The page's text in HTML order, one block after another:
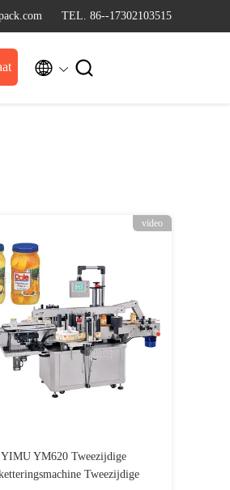
TEL. 86--17302103515
 
video
YIMU YM620 Tweezijdige
Tweezijdige